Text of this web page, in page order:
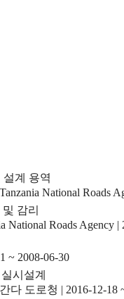
계 용역
Tanzania National Roads
감리
National Roads Agency |
~ 2008-06-30
시설계
다 도로청 | 2016-12-18